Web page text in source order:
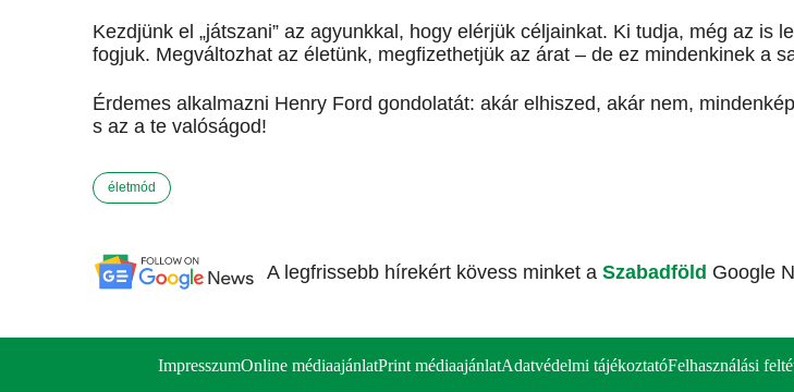
Kezdjünk el „játszani” az agyunkkal, hogy elérjük céljainkat. Ki tudja, még az is
fogjuk. Megváltozhat az életünk, megfizethetjük az árat – de ez mindenkinek a
Érdemes alkalmazni Henry Ford gondolatát: akár elhiszed, akár nem,
s az a te valóságod!
életmód
A legfrissebb hírekért kövess minket a Szabadföld Google
ImpresszumOnline médiaajánlatPrint médiaajánlatAdatvédelmi tájékoztatóFelhasználási